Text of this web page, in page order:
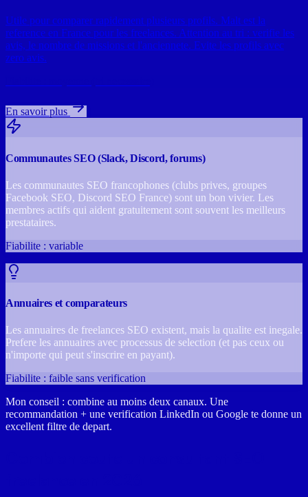
Utile pour comparer rapidement plusieurs profils. Malt est la
reference en France pour les freelances. Attention au tri : verifie les
avis, le nombre de missions et l'anciennete. Evite les profils avec
zero avis.
En savoir plus
Communautes SEO (Slack, Discord, forums)
Les communautes SEO francophones (clubs prives, groupes
Facebook SEO, Discord SEO France) sont un bon vivier. Les
membres actifs qui aident gratuitement sont souvent les meilleurs
prestataires.
Fiabilite : variable
Annuaires et comparateurs
Les annuaires de freelances SEO existent, mais la qualite est inegale.
Prefere les annuaires avec processus de selection (et pas ceux ou
n'importe qui peut s'inscrire en payant).
Fiabilite : faible sans verification
Mon conseil : combine au moins deux canaux. Une
recommandation + une verification LinkedIn ou Google te donne un
excellent filtre de depart.